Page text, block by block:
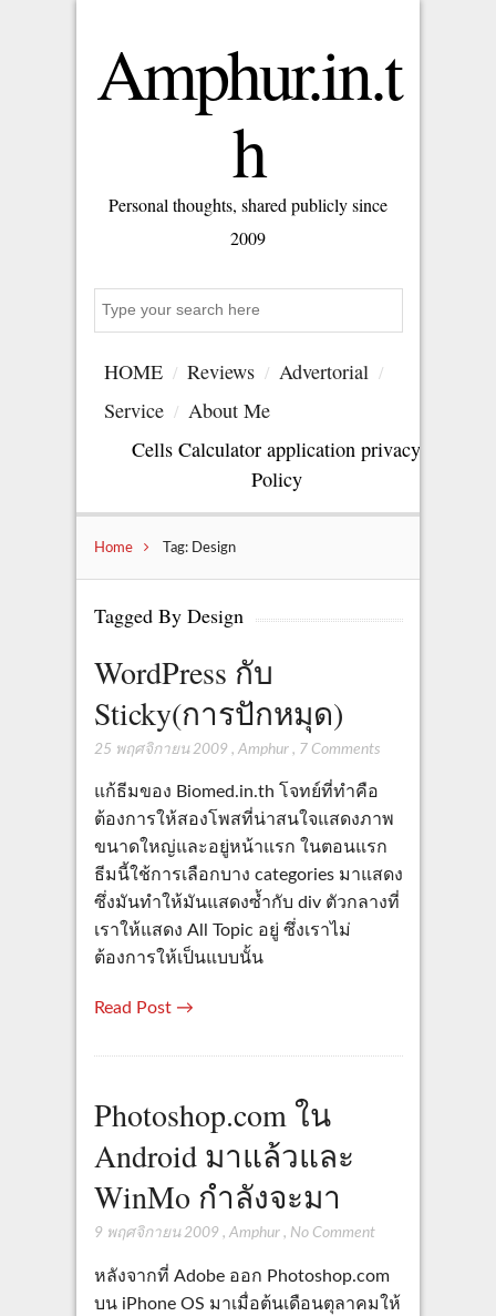
Amphur.in.t
h
Personal thoughts, shared publicly since
2009
HOME Reviews
Advertorial
Service
About Me
Cells Calculator application privacy
Policy
Home Tag: Design
Tagged By Design
WordPress กับ
Sticky(การปักหมุด)
25 พฤศจิกายน 2009 , Amphur, 7 Comments
แก้ธีมของ Biomed.in.th โจทย์ที่ทำคือ
ต้องการให้สองโพสที่น่าสนใจแสดงภาพ
ขนาดใหญ่และอยู่หน้าแรก ในตอนแรก
ธีมนี้ใช้การเลือกบาง categories มาแสดง
ซึ่งมันทำให้มันแสดงซ้ำกับ div ตัวกลางที่
เราให้แสดง All Topic อยู่ ซึ่งเราไม่
ต้องการให้เป็นแบบนั้น
Read Post →
Photoshop.com ใน
Android มาแล้วและ
WinMo กำลังจะมา
9 พฤศจิกายน 2009 , Amphur, No Comment
หลังจากที่ Adobe ออก Photoshop.com
บน iPhone OS มาเมื่อต้นเดือนตุลาคมให้